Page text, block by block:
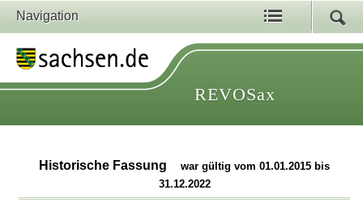
Navigation
REVOSax
Historische Fassung
war gültig vom 01.01.2015 bis
31.12.2022